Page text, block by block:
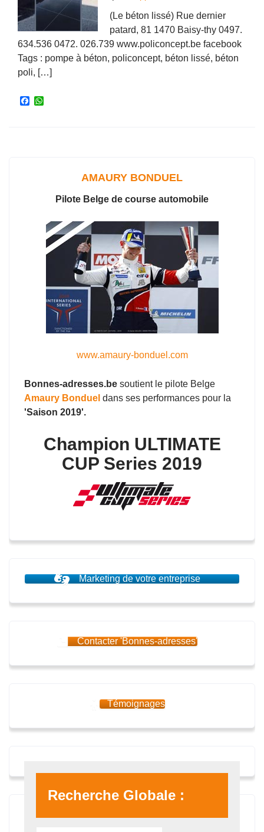
(Le béton lissé) Rue dernier
patard, 81 1470 Baisy-thy 0497.
634.536 0472. 026.739 www.policoncept.be facebook
Tags : pompe à béton, policoncept, béton lissé, béton
poli, […]
F
AMAURY BONDUEL
Pilote Belge de course automobile
www.amaury-bonduel.com
Bonnes-adresses.be soutient le pilote Belge
Amaury Bonduel dans ses performances pour la
'Saison 2019'.
Champion ULTIMATE
CUP Series 2019
Marketing de votre entreprise
Contacter 'Bonnes-adresses'
Témoignages
Recherche Globale :